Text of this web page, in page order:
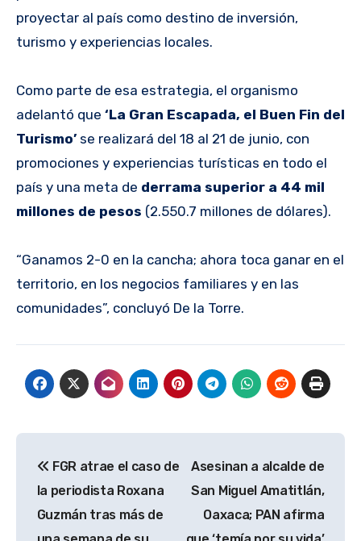
proyectar al país como destino de inversión,
turismo y experiencias locales.
Como parte de esa estrategia, el organismo
adelantó que ‘La Gran Escapada, el Buen Fin del
Turismo’ se realizará del 18 al 21 de junio, con
promociones y experiencias turísticas en todo el
país y una meta de derrama superior a 44 mil
millones de pesos (2.550.7 millones de dólares).
“Ganamos 2-0 en la cancha; ahora toca ganar en el
territorio, en los negocios familiares y en las
comunidades”, concluyó De la Torre.
de
entradas
FGR atrae el caso de
la periodista Roxana
Guzmán tras más de
Asesinan a alcalde de
San Miguel Amatitlán,
Oaxaca; PAN afirma